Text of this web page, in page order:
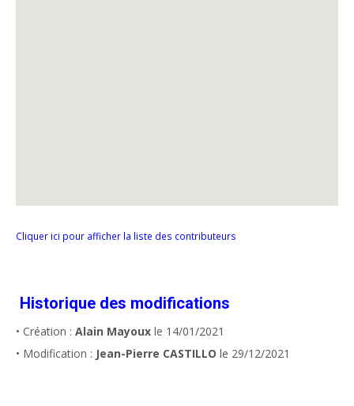
Cliquer ici pour afficher la liste des contributeurs
Historique des modifications
• Création : Alain Mayoux le 14/01/2021
• Modification : Jean-Pierre CASTILLO le 29/12/2021